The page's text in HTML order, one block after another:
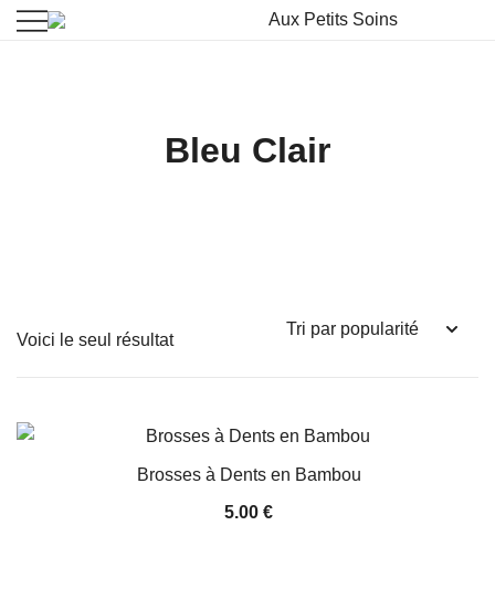
Bleu Clair
Voici le seul résultat
Brosses à Dents en Bambou
5.00 €